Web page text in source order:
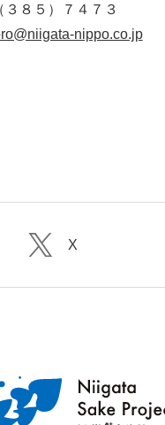
８５）７４７３
nippo.co.jp
X